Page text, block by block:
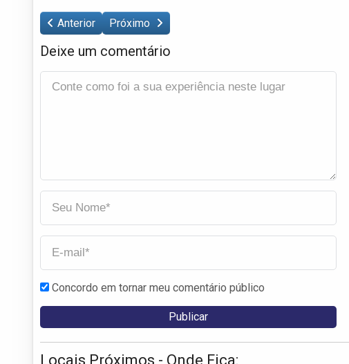
Anterior Próximo
Deixe um comentário
Concordo em tornar meu comentário público
Locais Próximos - Onde Fica: